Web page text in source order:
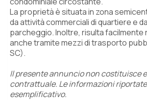
La proprietà è situata in zona
da attività commerciali di quartiere e
parcheggio. Inoltre, risulta facilmente
anche tramite mezzi di trasporto
SC).
Il presente annuncio non costituisce
contrattuale. Le informazioni
esemplificativo.